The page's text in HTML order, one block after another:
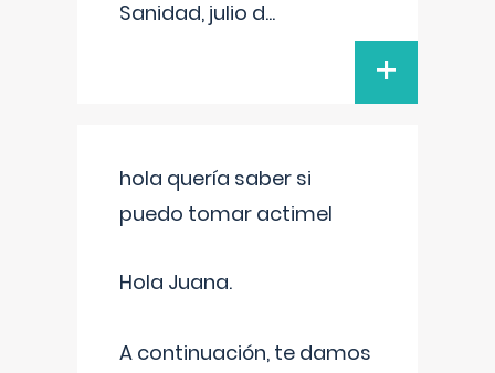
Sanidad, julio d...
+
hola quería saber si
puedo tomar actimel
Hola Juana.
A continuación, te damos